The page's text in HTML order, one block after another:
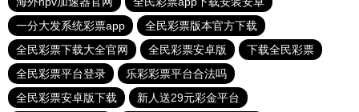
一分大发系统彩票app
全民彩票版本官方下载
全民彩票下载大全官网
全民彩票安卓版
下载全民彩票
全民彩票平台登录
乐彩彩票平台合法吗
全民彩票安卓版下载
新人送29元彩金平台